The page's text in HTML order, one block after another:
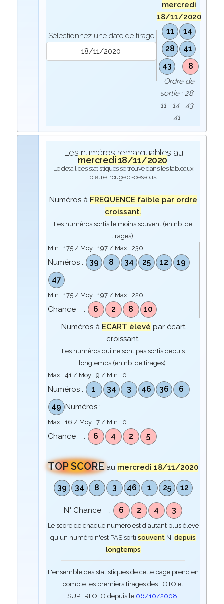
Sélectionnez une date de tirage
mercredi
18/11/2020
11
14
28
41
43
8
Ordre de
sortie : 28
11 14 43
41
Les numéros remarquables au
mercredi 18/11/2020.
Le détail des statistiques se trouve dans les tableaux
bleu et rouge ci-dessous.
Numéros à FREQUENCE faible par ordre
croissant.
Les numéros sortis le moins souvent (en nb. de
tirages).
Min : 175/ Moy : 197/ Max : 230
Numéros : 39 8 34 25 12
19
47
Min : 175/ Moy : 197/ Max : 220
Chance : 6 2 8 10
Numéros à ECART élevé par écart
croissant.
Les numéros qui ne sont pas sortis depuis
longtemps (en nb. de tirages).
Max : 41/ Moy : 9 / Min : 0
Numéros : 1 34 3 46 36
6
49 Numéros :
Max : 16 / Moy : 7/ Min : 0
Chance : 6 4 2 5
TOP SCORE au mercredi 18/11/2020
39 34 8 3 46 1 25 12
N° Chance : 6 2 4 3
Le score de chaque numéro est d'autant plus élevé
qu'un numéro n'est PAS sortisouvent NIdepuis
longtemps
L'ensemble des statistiques de cette page prend en
compte les premiers tirages des LOTO et
SUPERLOTO depuis le 06/10/2008.